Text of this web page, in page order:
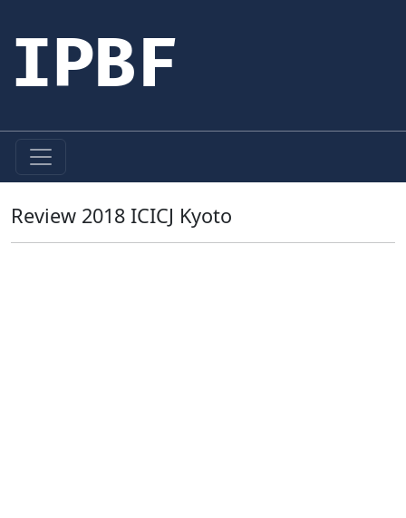
IPBF
Review 2018 ICICJ Kyoto